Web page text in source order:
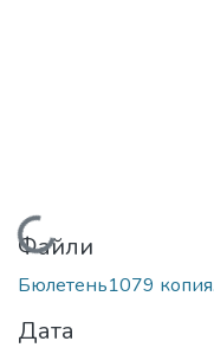
Вантажиться...
Файли
Бюлетень1079
Дата